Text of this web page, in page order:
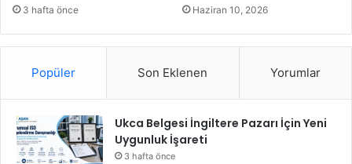
e
n
k
3 hafta önce Haziran 10, 2026
Popüler Son Eklenen Yorumlar
Ukca Belgesi İngiltere Pazarı İçin Yeni
Uygunluk İşareti
3 hafta önce